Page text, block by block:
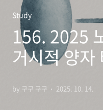
Study
156. 2025
거시적 양자
by 구구 구구 2025. 10. 14.